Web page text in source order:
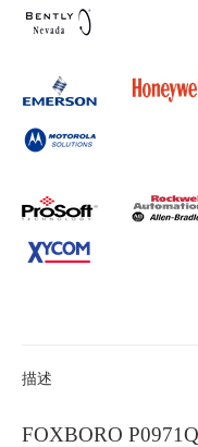
描述
FOXBORO